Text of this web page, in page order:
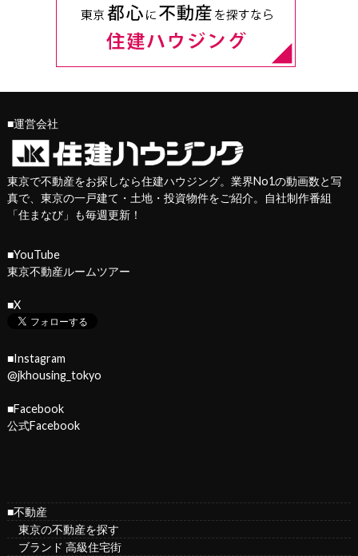
■運営会社
東京で不動産をお探しなら住建ハウジング。業界No1の動画数と写
真で、東京の一戸建て・土地・投資物件をご紹介。自社制作番組
「住まなび」も毎週更新！
■YouTube
東京不動産ルームツアー
■X
■Instagram
@jkhousing_tokyo
■Facebook
公式Facebook
■不動産
東京の不動産を探す
ブランド 高級住宅街